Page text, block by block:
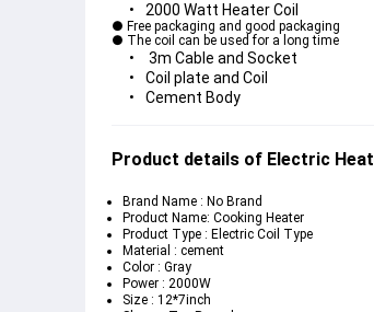
2000 Watt Heater Coil
● Free packaging and good packaging
● The coil can be used for a long time
3m Cable and Socket
Coil plate and Coil
Cement Body
Product details of Electric
Brand Name : No Brand
Product Name: Cooking Heater
Product Type : Electric Coil Type
Material : cement
Color : Gray
Power : 2000W
Size : 12*7inch